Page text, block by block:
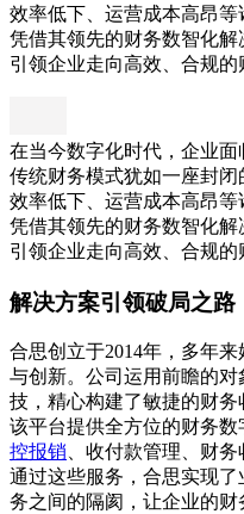
效率低下、运营成本高昂
凭借其领先的财务数智化解
引领企业走向高效、合规的
在当今数字化时代，企业面
传统财务模式犹如一座封
效率低下、运营成本高昂
凭借其领先的财务数智化解
引领企业走向高效、合规的
解决方案引领破局之路
合思创立于2014年，多年
与创新。公司运用前瞻的
技，精心构建了敏捷的财务
该平台提供全方位的财务数
控报销 、收付款管理、财
通过这些服务，合思实现
务之间的隔阂，让企业的财